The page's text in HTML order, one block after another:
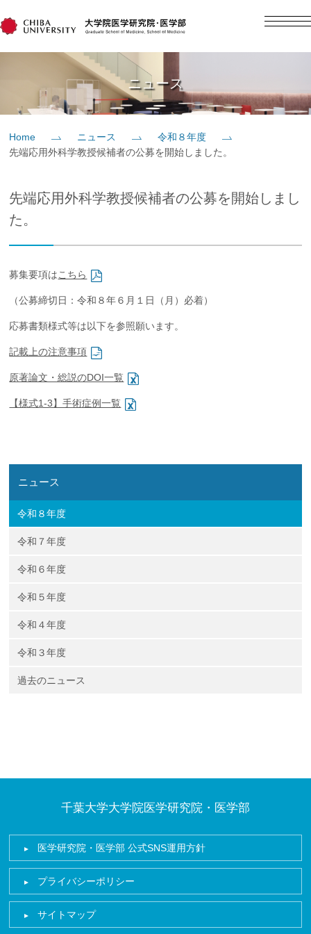
日本語
研究
入学案内
企業の方大学院志望の方医学部志望の方 卒業生の方
ニュース
Home ニュース
令和８年度
先端応用外科学教授候補者の公募を開始しました。
先端応用外科学教授候補者の公募を開始しまし
た。
募集要項はこちら
（公募締切日：令和８年６月１日（月）必着）
応募書類様式等は以下を参照願います。
記載上の注意事項
原著論文・総説のDOI一覧
【様式1-3】手術症例一覧
ニュース
令和８年度
令和７年度
令和６年度
令和５年度
令和４年度
令和３年度
過去のニュース
千葉大学大学院医学研究院・医学部
医学研究院・医学部 公式SNS運用方針
プライバシーポリシー
サイトマップ